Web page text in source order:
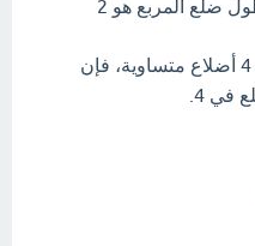
في هذه المسألة، طول ضلع المربع هو 2
بما أن المربع له 4 أضلاع متساوية، فإن
4.